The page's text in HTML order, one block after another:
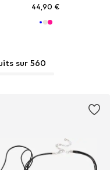
44,90 €
sur 560